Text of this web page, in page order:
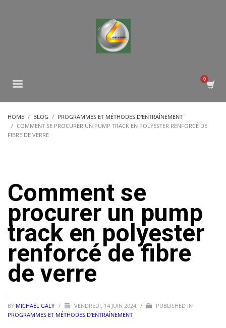
HOME BLOG
PROGRAMMES ET MÉTHODES D'ENTRAÎNEMENT
COMMENT SE PROCURER UN PUMP TRACK EN POLYESTER RENFORCÉ DE
FIBRE DE VERRE
Comment se
procurer un pump
track en polyester
renforcé de fibre
de verre
BY MICHAËL GALY / VENDREDI, 14 JUIN 2024 /
PUBLISHED IN
PROGRAMMES ET MÉTHODES D'ENTRAÎNEMENT